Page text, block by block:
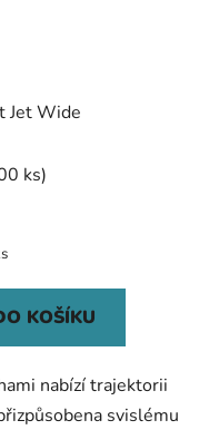
Jet Wide
ks)
KOŠÍKU
nabízí trajektorii
svislému